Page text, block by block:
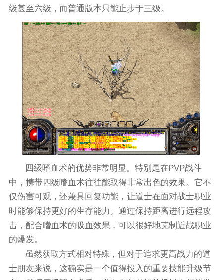
级甚至六级，而普通版本只能止步于三级。
四级嗜血术的优势非常明显。特别是在PVP战斗
中，携带四级嗜血术往往能取得非常出色的效果。它不
仅伤害可观，还兼具回复功能，让道士在面对战士职业
时能够保持更好的生存能力。通过保持距离进行远程攻
击，配合嗜血术的吸血效果，可以很好地克制近战职业
的爆发。
虽然获取方式相对特殊，但对于追求更高战力的道
士朋友来说，这确实是一个值得投入的重要技能升级节